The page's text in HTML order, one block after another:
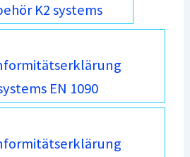
K2 systems
EN 1090